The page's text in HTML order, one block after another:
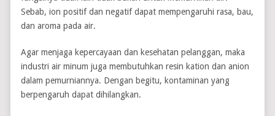
Sebab, ion positif dan negatif dapat mempengaruhi rasa, bau,
dan aroma pada air.
Agar menjaga kepercayaan dan kesehatan pelanggan, maka
industri air minum juga membutuhkan resin kation dan anion
dalam pemurniannya. Dengan begitu, kontaminan yang
berpengaruh dapat dihilangkan.